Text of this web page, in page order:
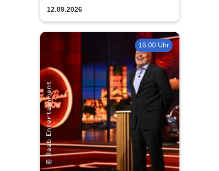
12.09.2026
16:00 Uhr